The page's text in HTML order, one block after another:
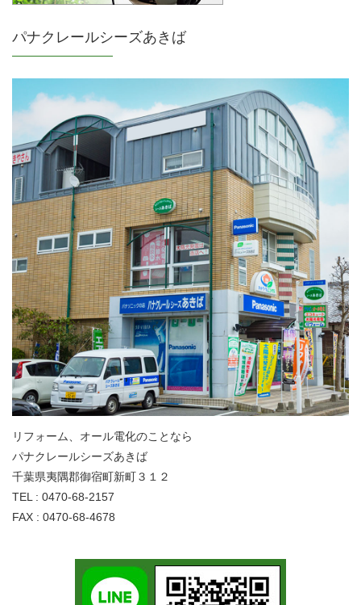
パナクレールシーズあきば
リフォーム、オール電化のことなら
パナクレールシーズあきば
千葉県夷隅郡御宿町新町３１２
TEL : 0470-68-2157
FAX : 0470-68-4678